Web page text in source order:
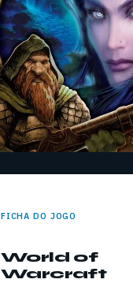
FICHA DO JOGO
World of
Warcraft